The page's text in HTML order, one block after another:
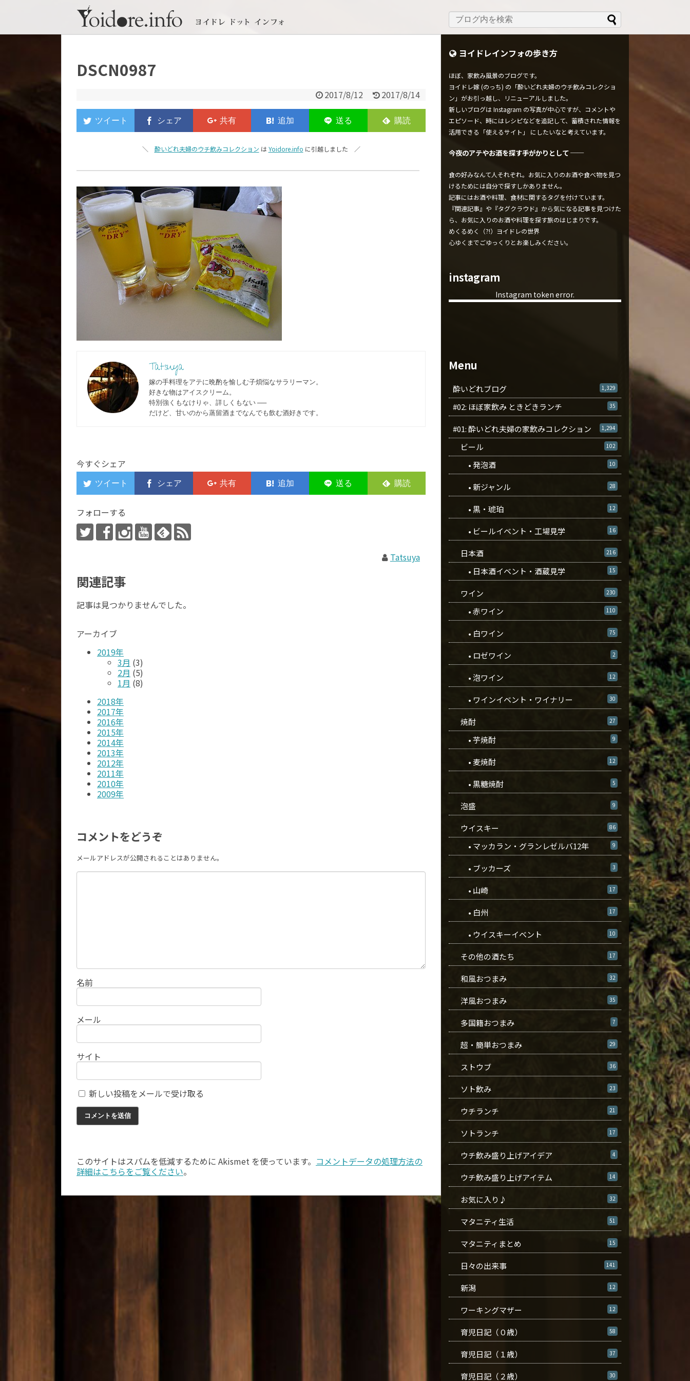
DSCN0987
2017/8/12 2017/8/14
＼ 酔いどれ夫婦のウチ飲みコレクション は Yoidore.info に引越しました ／
Tatsuya
嫁の手料理をアテに晩酌を愉しむ子煩悩なサラリーマン。
好きな物はアイスクリーム。
特別強くもなけりゃ、詳しくもない ──
だけど、甘いのから蒸留酒までなんでも飲む酒好きです。
今すぐシェア
フォローする
Tatsuya
関連記事
記事は見つかりませんでした。
アーカイブ
2019年
3月 (3)
2月 (5)
1月 (8)
2018年
2017年
2016年
2015年
2014年
2013年
2012年
2011年
2010年
2009年
コメントをどうぞ
メールアドレスが公開されることはありません。
名前
メール
サイト
新しい投稿をメールで受け取る
このサイトはスパムを低減するために Akismet を使っています。 コメントデータの処理方法の
詳細はこちらをご覧ください。
ヨイドレインフォの歩き方
ほぼ、家飲み風景のブログです。
ヨイドレ嫁 (のっち) の「酔いどれ夫婦のウチ飲みコレクショ
ン」がお引っ越し、リニューアルしました。
新しいブログは Instagram の写真が中心ですが、コメントや
エピソード、時にはレシピなどを追記して、蓄積された情報を
活用できる「使えるサイト」 にしたいなと考えています。
今夜のアテやお酒を探す手がかりとして ──
食の好みなんて人それぞれ。お気に入りのお酒や食べ物を見つ
けるためには自分で探すしかありません。
記事にはお酒や料理、食材に関するタグを付けています。
『関連記事』や『タグクラウド』から気になる記事を見つけた
ら、お気に入りのお酒や料理を探す旅のはじまりです。
めくるめく（?!）ヨイドレの世界
心ゆくまでごゆっくりとお楽しみください。
instagram
Instagram token error.
Menu
酔いどれブログ 1,329
#02: ほぼ家飲み ときどきランチ 35
#01: 酔いどれ夫婦の家飲みコレクション 1,294
ビール 102
• 発泡酒 10
• 新ジャンル 28
• 黒・琥珀 12
• ビールイベント・工場見学 16
日本酒 216
• 日本酒イベント・酒蔵見学 15
ワイン 230
• 赤ワイン 110
• 白ワイン 75
• ロゼワイン 2
• 泡ワイン 12
• ワインイベント・ワイナリー 30
焼酎 27
• 芋焼酎 9
• 麦焼酎 12
• 黒糖焼酎 5
泡盛 9
ウイスキー 86
• マッカラン・グランレゼルバ12年 9
• ブッカーズ 3
• 山崎 17
• 白州 17
• ウイスキーイベント 10
その他の酒たち 17
和風おつまみ 32
洋風おつまみ 35
多国籍おつまみ 7
超・簡単おつまみ 29
ストウブ 36
ソト飲み 23
ウチランチ 21
ソトランチ 17
ウチ飲み盛り上げアイデア 4
ウチ飲み盛り上げアイテム 14
お気に入り♪ 32
マタニティ生活 51
マタニティまとめ 15
日々の出来事 141
新潟 12
ワーキングマザー 12
育児日記（０歳） 58
育児日記（１歳） 37
育児日記（２歳） 30